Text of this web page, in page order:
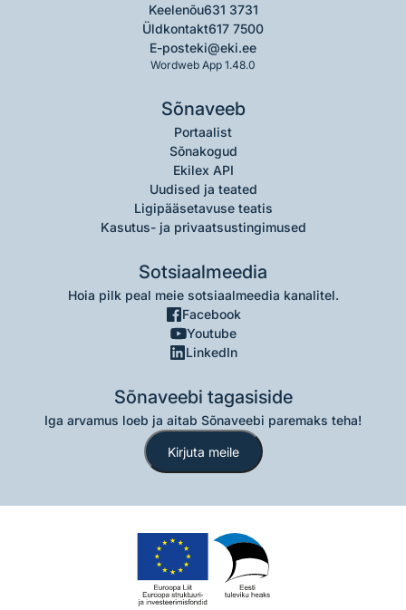
Keelenõu631 3731
Üldkontakt617 7500
E-posteki@eki.ee
Wordweb App 1.48.0
Sõnaveeb
Portaalist
Sõnakogud
Ekilex API
Uudised ja teated
Ligipääsetavuse teatis
Kasutus- ja privaatsustingimused
Sotsiaalmeedia
Hoia pilk peal meie sotsiaalmeedia kanalitel.
Facebook
Youtube
LinkedIn
Sõnaveebi tagasiside
Iga arvamus loeb ja aitab Sõnaveebi paremaks teha!
Kirjuta meile